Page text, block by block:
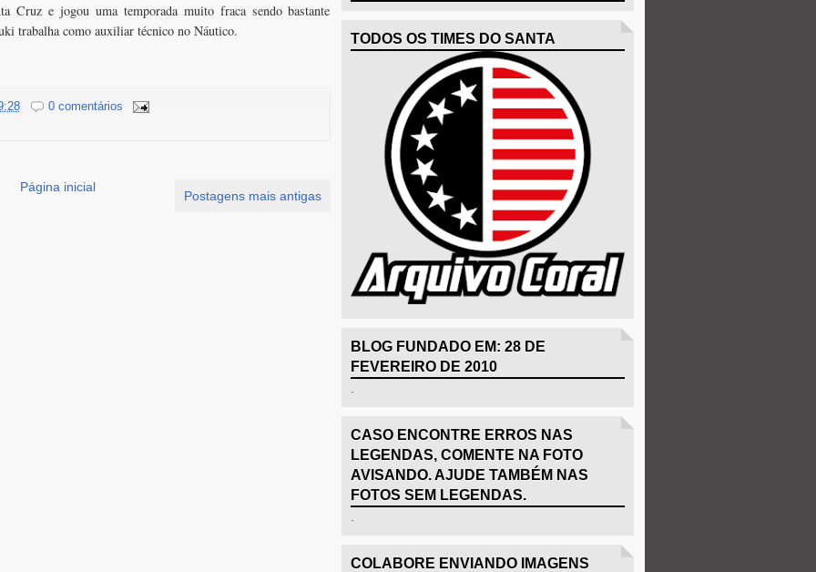
Cruz e jogou uma temporada muito fraca sendo bastante
trabalha como auxiliar técnico no Náutico.
0 comentários
Postagens mais antigas
Página inicial
TODOS OS TIMES DO SANTA
BLOG FUNDADO EM: 28 DE
FEVEREIRO DE 2010
CASO ENCONTRE ERROS NAS
LEGENDAS, COMENTE NA FOTO
AVISANDO. AJUDE TAMBÉM NAS
FOTOS SEM LEGENDAS.
COLABORE ENVIANDO IMAGENS